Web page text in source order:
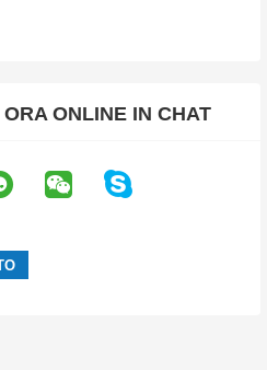
ONLINE IN CHAT